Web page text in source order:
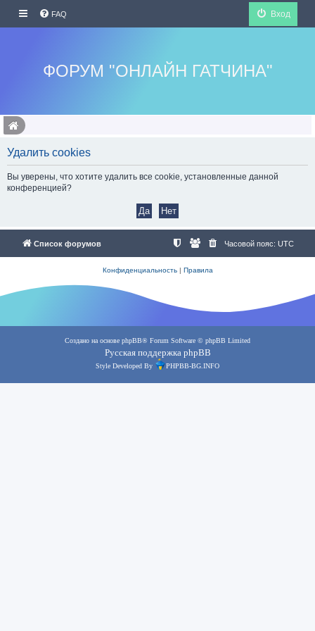
FAQ Вход
ФОРУМ "ОНЛАЙН ГАТЧИНА"
Удалить cookies
Вы уверены, что хотите удалить все cookie, установленные данной
конференцией?
Список форумов Часовой пояс: UTC
Конфиденциальность| Правила
Создано на основе phpBB® Forum Software © phpBB Limited
Русская поддержка phpBB
Style Developed By PHPBB-BG.INFO